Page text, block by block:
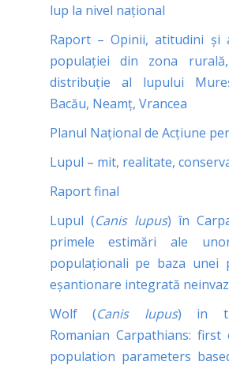
lup la nivel național
Raport – Opinii, atitudini și
populației din zona
distribuție al lupului
Bacău, Neamț, Vrancea
Planul Naţional de Acţiune
Lupul – mit, realitate,
Raport final
Lupul (Canis lupus) în
primele estimări ale
populaționali pe baza unei
eșantionare integrată
Wolf (Canis lupus) in
Romanian Carpathians:
population parameters